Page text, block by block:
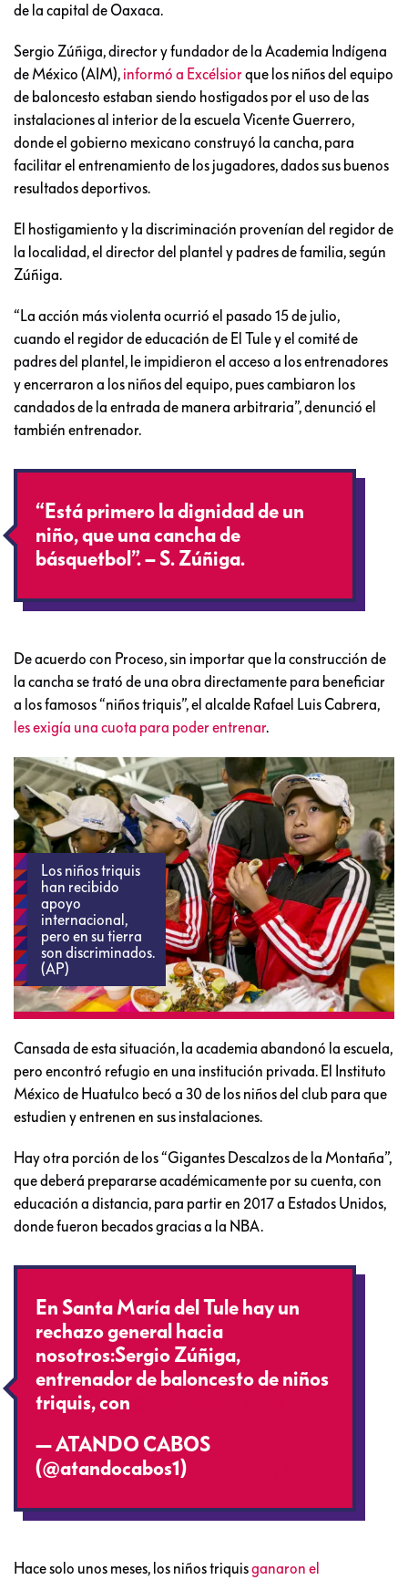
de la capital de Oaxaca.
Sergio Zúñiga, director y fundador de la Academia Indígena
de México (AIM), informó a Excélsiorque los niños del equipo
de baloncesto estaban siendo hostigados por el uso de las
instalaciones al interior de la escuela Vicente Guerrero,
donde el gobierno mexicano construyó la cancha, para
facilitar el entrenamiento de los jugadores, dados sus buenos
resultados deportivos.
El hostigamiento y la discriminación provenían del regidor de
la localidad, el director del plantel y padres de familia, según
Zúñiga.
“La acción más violenta ocurrió el pasado 15 de julio,
cuando el regidor de educación de El Tule y el comité de
padres del plantel, le impidieron el acceso a los entrenadores
y encerraron a los niños del equipo, pues cambiaron los
candados de la entrada de manera arbitraria”, denunció el
también entrenador.
“Está primero la dignidad de un
niño, que una cancha de
básquetbol”. – S. Zúñiga.
De acuerdo con Proceso, sin importar que la construcción de
la cancha se trató de una obra directamente para beneficiar
a los famosos “niños triquis”, el alcalde Rafael Luis Cabrera,
les exigía una cuota para poder entrenar.
Los niños triquis
han recibido
apoyo
internacional,
pero en su tierra
son discriminados.
(AP)
Cansada de esta situación, la academia abandonó la escuela,
pero encontró refugio en una institución privada. El Instituto
México de Huatulco becó a 30 de los niños del club para que
estudien y entrenen en sus instalaciones.
Hay otra porción de los “Gigantes Descalzos de la Montaña”,
que deberá prepararse académicamente por su cuenta, con
educación a distancia, para partir en 2017 a Estados Unidos,
donde fueron becados gracias a la NBA.
En Santa María del Tule hay un
rechazo general hacia
nosotros:Sergio Zúñiga,
entrenador de baloncesto de niños
triquis, con
— ATANDO CABOS
(@atandocabos1)
Hace solo unos meses, los niños triquisganaron el